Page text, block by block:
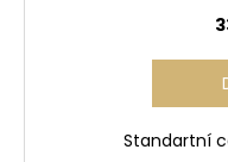
Standartní